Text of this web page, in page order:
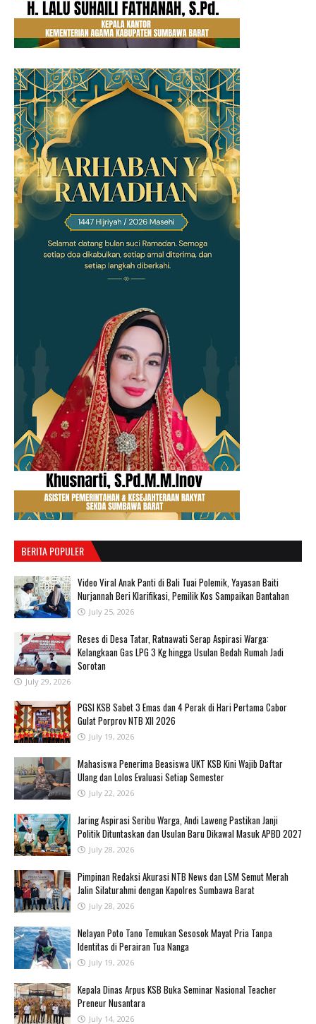
BERITA POPULER
‎Video Viral Anak Panti di Bali Tuai Polemik, Yayasan Baiti
Nurjannah Beri Klarifikasi, Pemilik Kos Sampaikan Bantahan ‎
July 25, 2026
Reses di Desa Tatar, Ratnawati Serap Aspirasi Warga:
Kelangkaan Gas LPG 3 Kg hingga Usulan Bedah Rumah Jadi
Sorotan
July 29, 2026
PGSI KSB Sabet 3 Emas dan 4 Perak di Hari Pertama Cabor
Gulat Porprov NTB XII 2026 ‎
July 19, 2026
Mahasiswa Penerima Beasiswa UKT KSB Kini Wajib Daftar
Ulang dan Lolos Evaluasi Setiap Semester
July 22, 2026
Jaring Aspirasi Seribu Warga, Andi Laweng Pastikan Janji
Politik Dituntaskan dan Usulan Baru Dikawal Masuk APBD 2027
July 28, 2026
Pimpinan Redaksi Akurasi NTB News dan LSM Semut Merah
Jalin Silaturahmi dengan Kapolres Sumbawa Barat
July 28, 2026
‎Nelayan Poto Tano Temukan Sesosok Mayat Pria Tanpa
Identitas di Perairan Tua Nanga ‎
July 19, 2026
Kepala Dinas Arpus KSB Buka Seminar Nasional Teacher
Preneur Nusantara
July 14, 2026